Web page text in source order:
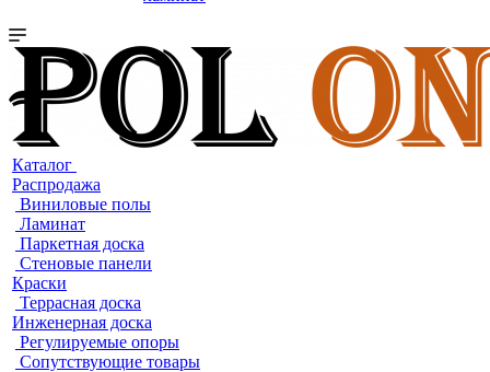
Каталог
Распродажа
Виниловые полы
Ламинат
Паркетная доска
Стеновые панели
Краски
Террасная доска
Инженерная доска
Регулируемые опоры
Сопутствующие товары